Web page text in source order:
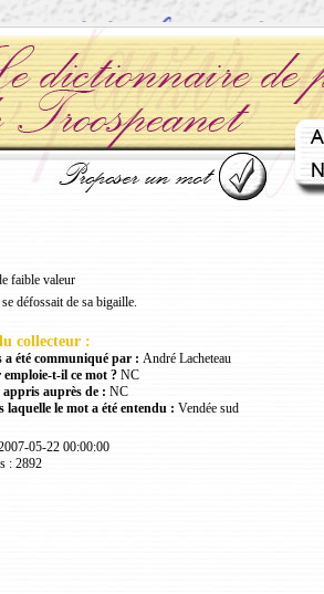
faible valeur
défossait de sa bigaille.
collecteur :
a été communiqué par : André Lacheteau
emploie-t-il ce mot ?NC
appris auprès de : NC
laquelle le mot a été entendu : Vendée sud
05-22 00:00:00
: 2892